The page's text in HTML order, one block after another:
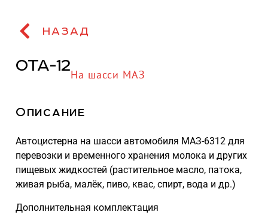
НАЗАД
ОТА-12
На шасси МАЗ
Описание
Автоцистерна на шасси автомобиля МАЗ-6312 для
перевозки и временного хранения молока и других
пищевых жидкостей (растительное масло, патока,
живая рыба, малёк, пиво, квас, спирт, вода и др.)
Дополнительная комплектация